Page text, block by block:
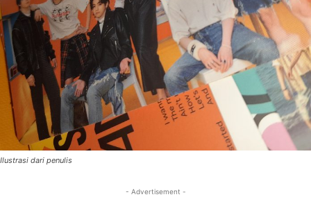
Ilustrasi dari penulis
- Advertisement -